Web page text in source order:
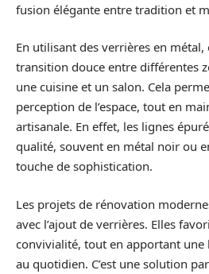
fusion élégante entre tradition et
En utilisant des verrières en
transition douce entre différentes
une cuisine et un salon. Cela
perception de l’espace, tout en
artisanale. En effet, les lignes
qualité, souvent en métal noir ou
touche de sophistication.
Les projets de rénovation
avec l’ajout de verrières. Elles
convivialité, tout en apportant une
au quotidien. C’est une solution